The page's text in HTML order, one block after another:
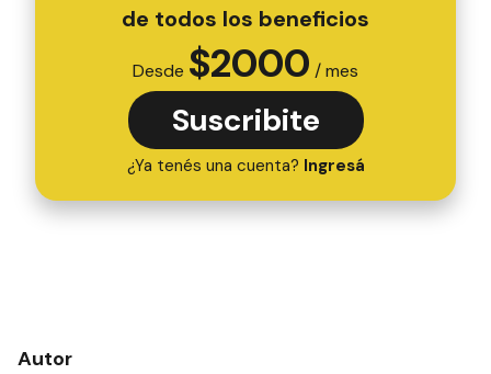
de todos los beneficios
Desde $2000 / mes
Suscribite
¿Ya tenés una cuenta? Ingresá
Autor